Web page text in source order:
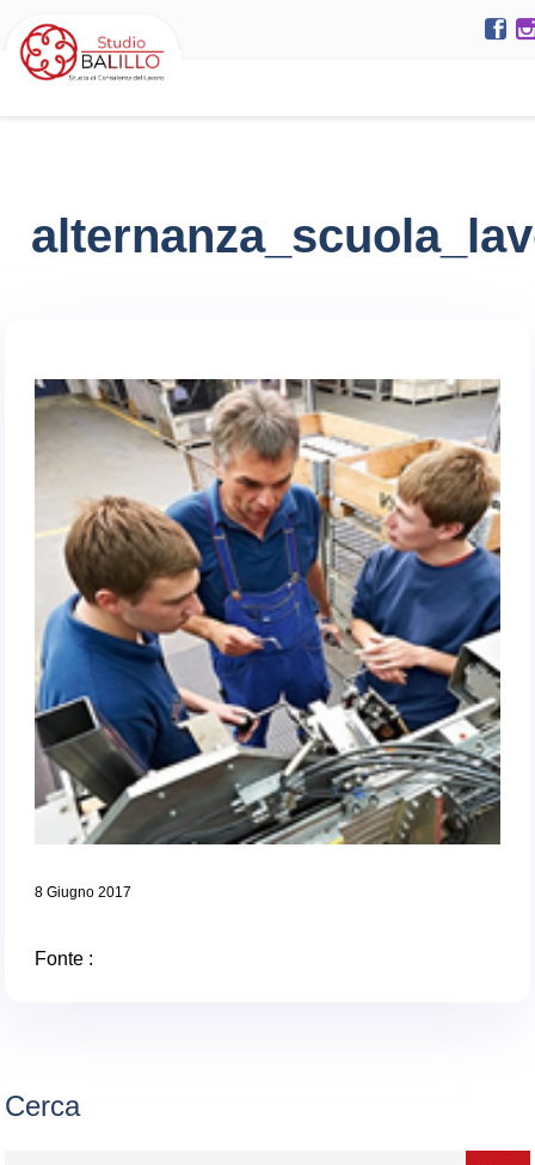
8 Giugno 2017
Fonte :
Cerca